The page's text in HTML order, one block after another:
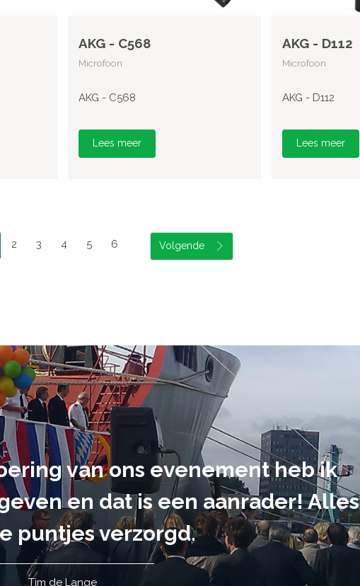
AKG - C568
Microfoon
AKG - C568
Lees meer
AKG - D112
Microfoon
AKG - D112
Lees meer
2 3 4 5 6
van ons evenement heb ik
en dat is een aanrader! Alles
puntjes verzorgd.
Tim de Lange